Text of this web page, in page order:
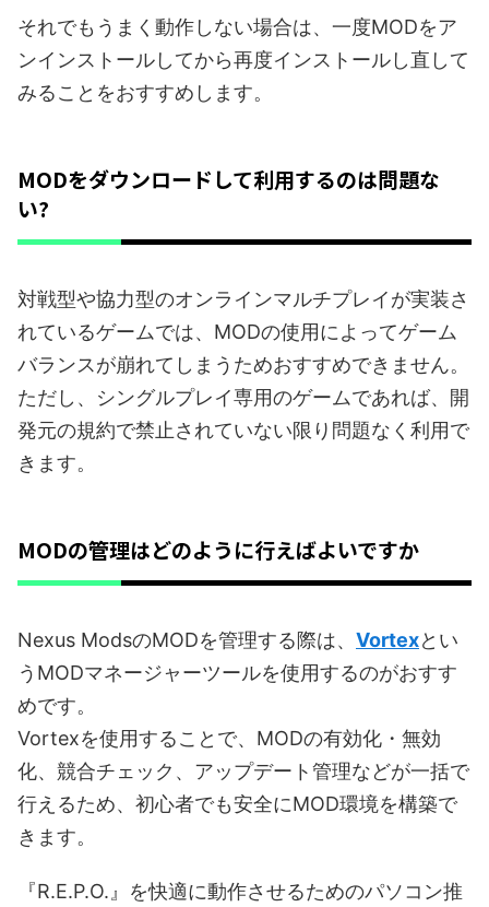
それでもうまく動作しない場合は、一度MODをア
ンインストールしてから再度インストールし直して
みることをおすすめします。
MODをダウンロードして利用するのは問題な
い?
対戦型や協力型のオンラインマルチプレイが実装さ
れているゲームでは、MODの使用によってゲーム
バランスが崩れてしまうためおすすめできません。
ただし、シングルプレイ専用のゲームであれば、開
発元の規約で禁止されていない限り問題なく利用で
きます。
MODの管理はどのように行えばよいですか
Nexus ModsのMODを管理する際は、 Vortexとい
うMODマネージャーツールを使用するのがおすす
めです。
Vortexを使用することで、MODの有効化・無効
化、競合チェック、アップデート管理などが一括で
行えるため、初心者でも安全にMOD環境を構築で
きます。
『R.E.P.O.』を快適に動作させるためのパソコン推